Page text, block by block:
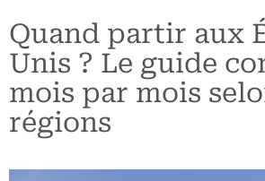
Namibie
Ouganda
Colombie
Costa Rica
Hongrie
Pays Baltes
Quand partir aux
Unis ? Le guide
mois par mois
régions